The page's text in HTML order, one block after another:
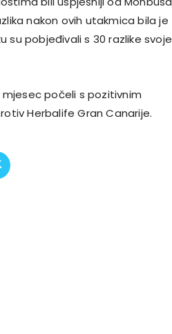
nakon ovih utakmica bila je
su pobjeđivali s 30 razlike svoje
mjesec počeli s pozitivnim
Herbalife Gran Canarije.